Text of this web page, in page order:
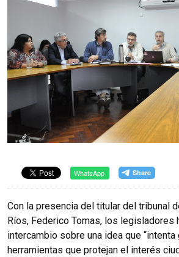
WhatsApp
Con la presencia del titular del tribunal
Ríos, Federico Tomas, los legisladores
intercambio sobre una idea que “intenta
herramientas que protejan el interés